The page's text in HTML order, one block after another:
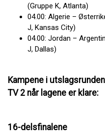
(Gruppe K, Atlanta)
04.00: Algerie –
J, Kansas City)
04.00: Jordan –
J, Dallas)
Kampene i
TV 2 når lagene er klare:
16-delsfinalene